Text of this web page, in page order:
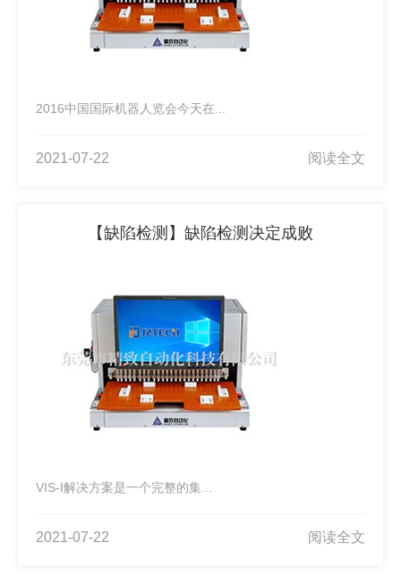
2016中国国际机器人览会今天在...
2021-07-22 阅读全文
【缺陷检测】缺陷检测决定成败
VIS-I解决方案是一个完整的集...
2021-07-22 阅读全文